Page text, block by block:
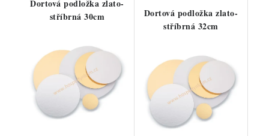
Dortová podložka zlato-
stříbrná 30cm
Dortová podložka zlato-
stříbrná 32cm